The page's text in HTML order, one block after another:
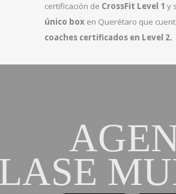
certificación de CrossFit Level 1 y
único box en Querétaro que
coaches certificados en Level 2.